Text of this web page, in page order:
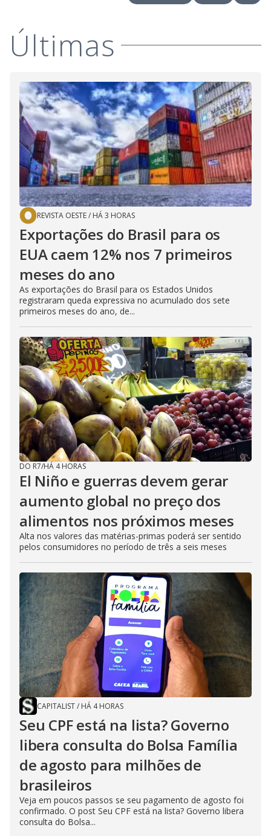
Últimas
REVISTA OESTE/ HÁ 3 HORAS
Exportações do Brasil para os
EUA caem 12% nos 7 primeiros
meses do ano
As exportações do Brasil para os Estados Unidos
registraram queda expressiva no acumulado dos sete
primeiros meses do ano, de...
DO R7/HÁ 4 HORAS
El Niño e guerras devem gerar
aumento global no preço dos
alimentos nos próximos meses
Alta nos valores das matérias-primas poderá ser sentido
pelos consumidores no período de três a seis meses
CAPITALIST/ HÁ 4 HORAS
Seu CPF está na lista? Governo
libera consulta do Bolsa Família
de agosto para milhões de
brasileiros
Veja em poucos passos se seu pagamento de agosto foi
confirmado. O post Seu CPF está na lista? Governo libera
consulta do Bolsa...